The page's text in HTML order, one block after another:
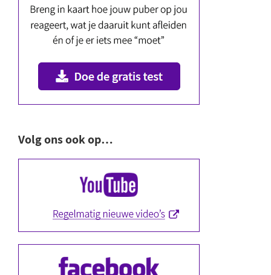
Volg ons ook op…